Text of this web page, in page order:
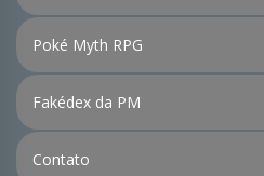
Poké Myth RPG
Fakédex da PM
Contato